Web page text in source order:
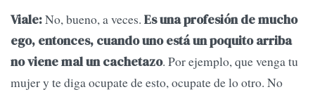
Viale:No, bueno, a veces. Es una profesión de mucho
ego, entonces, cuando uno está un poquito arriba
no viene mal un cachetazo. Por ejemplo, que venga tu
mujer y te diga ocupate de esto, ocupate de lo otro. No